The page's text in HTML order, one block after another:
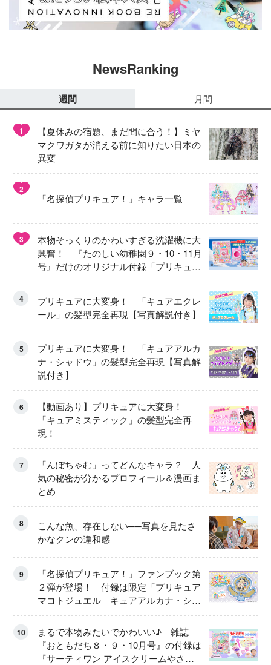
NewsRanking
週間 月間
1
【夏休みの宿題、まだ間に合う！】ミヤ
マクワガタが消える前に知りたい日本の
異変
2
「名探偵プリキュア！」キャラ一覧
3
本物そっくりのかわいすぎる洗濯機に大
興奮！ 『たのしい幼稚園９・10・11月
号』だけのオリジナル付録「プリキュ
ア くるくるせんたくき」
4
プリキュアに大変身！ 「キュアエクレ
ール」の髪型完全再現【写真解説付き】
5
プリキュアに大変身！ 「キュアアルカ
ナ・シャドウ」の髪型完全再現【写真解
説付き】
6
【動画あり】プリキュアに大変身！
「キュアミスティック」の髪型完全再
現！
7
「んぽちゃむ」ってどんなキャラ？ 人
気の秘密が分かるプロフィール＆漫画ま
とめ
8
こんな魚、存在しない──写真を見たさ
かなクンの違和感
9
「名探偵プリキュア！」ファンブック第
２弾が登場！ 付録は限定「プリキュア
マコトジュエル キュアアルカナ・シャ
ドウ アイスver.」 キュアエクレールを
大特集！
10
まるで本物みたいでかわいい♪ 雑誌
『おともだち８・９・10月号』の付録は
『サーティワン アイスクリームやさ